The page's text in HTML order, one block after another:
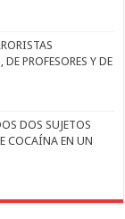
PROFESORES Y DE
DOS SUJETOS
COCAÍNA EN UN